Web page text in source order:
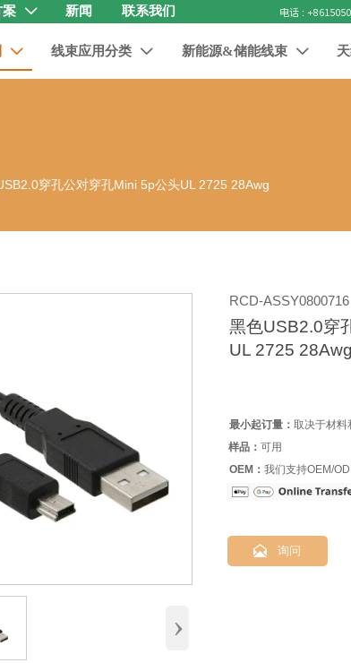
案  新闻 联系我们
 线束应用分类  新能源&储能线束 
穿孔公对穿孔Mini 5p公头UL 2725 28Awg
›
RCD-ASSY0800716
黑色USB2.0穿
UL 2725 28Awg
最小起订量： 取决于材料
样品：可用
OEM： 我们支持OEM/
 询问